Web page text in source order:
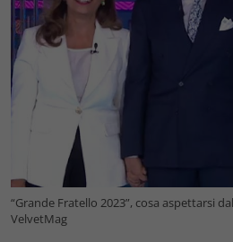
“Grande Fratello 2023”, cosa aspettarsi
VelvetMag